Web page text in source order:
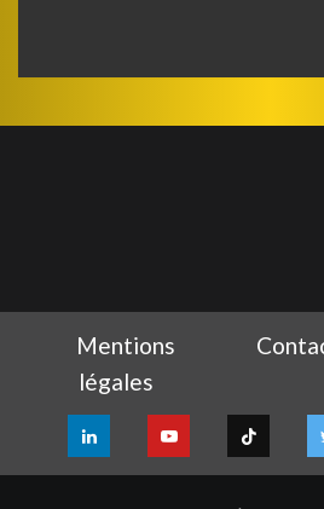
Mentions
légales
LinkedIn YouTube TikTok